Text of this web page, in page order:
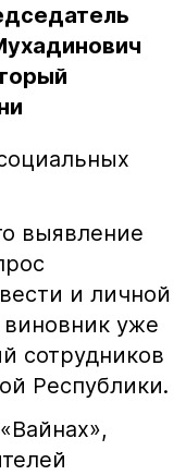
выявление
и личной
уже
сотрудников
Республики.